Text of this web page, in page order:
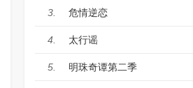
3. 危情逆恋
4. 太行谣
5. 明珠奇谭第二季